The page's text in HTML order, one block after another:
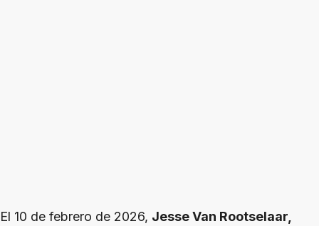
El 10 de febrero de 2026, Jesse Van Rootselaar,